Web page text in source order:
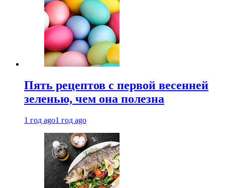
Пять рецептов с первой весенней
зеленью, чем она полезна
1 год ago1 год ago